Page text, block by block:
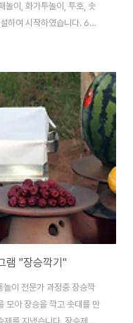
놀이, 화가투놀이, 투호, 솟
하여 시작하였습니다. 6월
은 연기향토박물관으로 연
다. 아래의 사진은 수업사진
램 "장승깍기"
놀이 전문가 과정중 장승깍
모아 장승을 깍고 솟대를 만